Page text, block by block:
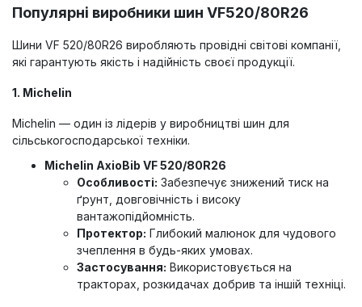
Популярні виробники шин VF520/80R26
Шини VF 520/80R26 виробляють провідні світові компанії,
які гарантують якість і надійність своєї продукції.
1. Michelin
Michelin — один із лідерів у виробництві шин для
сільськогосподарської техніки.
Michelin AxioBib VF 520/80R26
Особливості: Забезпечує знижений тиск на
ґрунт, довговічність і високу
вантажопідйомність.
Протектор: Глибокий малюнок для чудового
зчеплення в будь-яких умовах.
Застосування: Використовується на
тракторах, розкидачах добрив та іншій техніці.